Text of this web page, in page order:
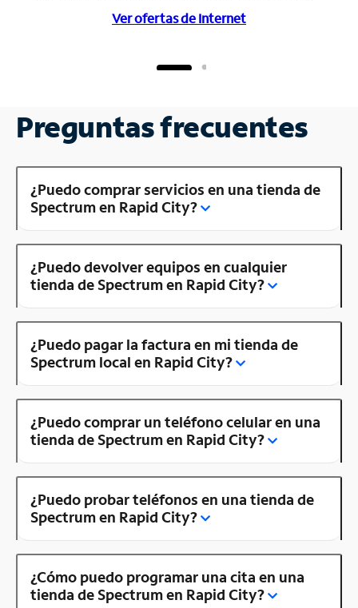
Ver ofertas de Internet
Preguntas frecuentes
¿Puedo comprar servicios en una tienda de
Spectrum en Rapid City?
¿Puedo devolver equipos en cualquier
tienda de Spectrum en Rapid City?
¿Puedo pagar la factura en mi tienda de
Spectrum local en Rapid City?
¿Puedo comprar un teléfono celular en una
tienda de Spectrum en Rapid City?
¿Puedo probar teléfonos en una tienda de
Spectrum en Rapid City?
¿Cómo puedo programar una cita en una
tienda de Spectrum en Rapid City?